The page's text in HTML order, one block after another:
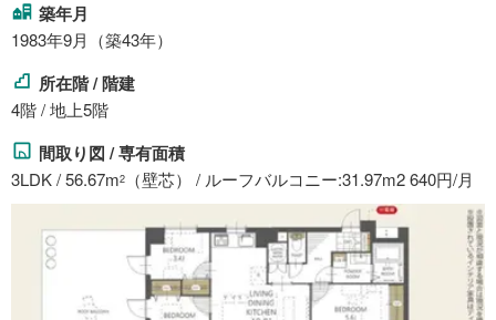
築年月
1983年9月（築43年）
所在階 / 階建
4階 / 地上5階
間取り図 / 専有面積
3LDK / 56.67m2 （壁芯） / ルーフバルコニー:31.97m2 640円/月